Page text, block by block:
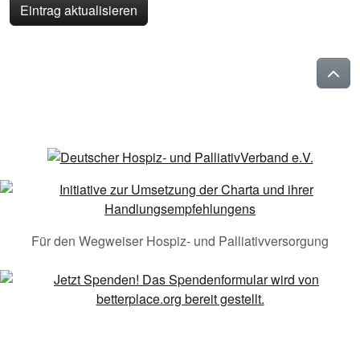
Eintrag aktualisieren
Für den Wegweiser Hospiz- und Palliativversorgung